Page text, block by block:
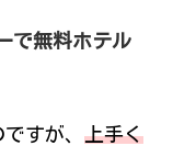
で無料ホテル
すが、 上手く